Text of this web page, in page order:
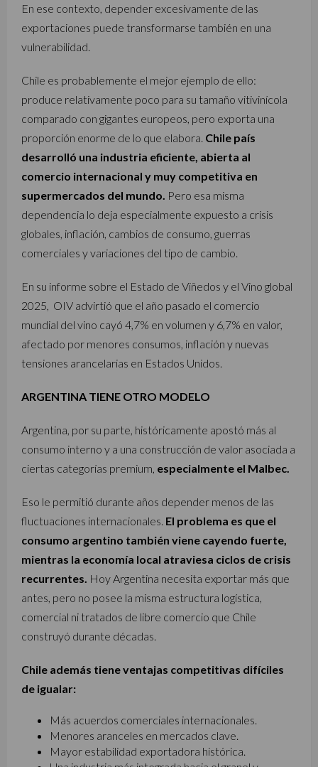
En ese contexto, depender excesivamente de las
exportaciones puede transformarse también en una
vulnerabilidad.
Chile es probablemente el mejor ejemplo de ello:
produce relativamente poco para su tamaño vitivinícola
comparado con gigantes europeos, pero exporta una
proporción enorme de lo que elabora. Chile país
desarrolló una industria eficiente, abierta al
comercio internacional y muy competitiva en
supermercados del mundo. Pero esa misma
dependencia lo deja especialmente expuesto a crisis
globales, inflación, cambios de consumo, guerras
comerciales y variaciones del tipo de cambio.
En su informe sobre el Estado de Viñedos y el Vino global
2025, OIV advirtió que el año pasado el comercio
mundial del vino cayó 4,7% en volumen y 6,7% en valor,
afectado por menores consumos, inflación y nuevas
tensiones arancelarias en Estados Unidos.
ARGENTINA TIENE OTRO MODELO
Argentina, por su parte, históricamente apostó más al
consumo interno y a una construcción de valor asociada a
ciertas categorías premium, especialmente el Malbec.
Eso le permitió durante años depender menos de las
fluctuaciones internacionales. El problema es que el
consumo argentino también viene cayendo fuerte,
mientras la economía local atraviesa ciclos de crisis
recurrentes. Hoy Argentina necesita exportar más que
antes, pero no posee la misma estructura logística,
comercial ni tratados de libre comercio que Chile
construyó durante décadas.
Chile además tiene ventajas competitivas difíciles
de igualar:
Más acuerdos comerciales internacionales.
Menores aranceles en mercados clave.
Mayor estabilidad exportadora histórica.